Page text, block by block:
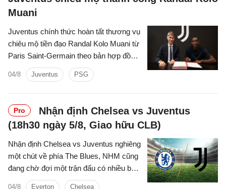
Muani
Juventus chính thức hoàn tất thương vụ
chiêu mộ tiền đạo Randal Kolo Muani từ
Paris Saint-Germain theo bản hợp đồng
dài hạn, đánh dấu sự trở lại của chân
sút người Pháp sau quãng thời gian thi
tại Turin.
04/8 Juventus PSG
Pro
Nhận định Chelsea vs Juventus
(18h30 ngày 5/8, Giao hữu CLB)
Nhận định Chelsea vs Juventus nghiêng
một chút về phía The Blues, NHM cũng
đang chờ đợi một trận đấu có nhiều bàn
thắng được ghi.
04/8 Everton Chelsea